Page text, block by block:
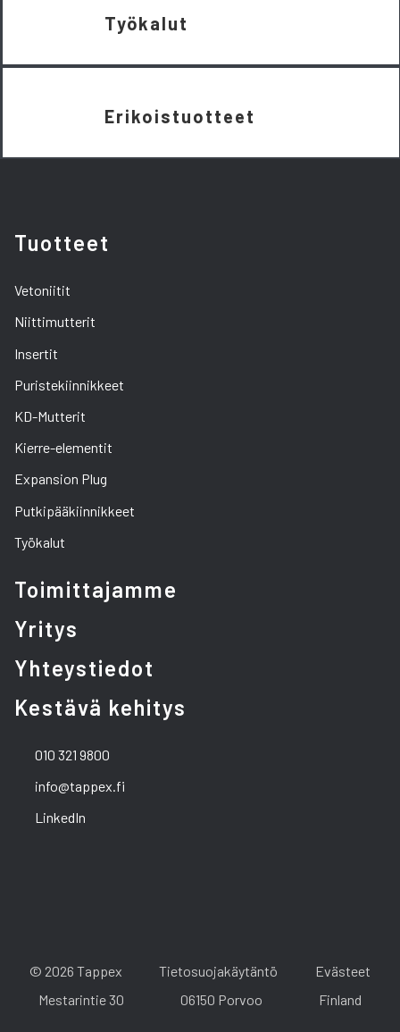
Työkalut
Erikoistuotteet
Tuotteet
Vetoniitit
Niittimutterit
Insertit
Puristekiinnikkeet
KD-Mutterit
Kierre-elementit
Expansion Plug
Putkipääkiinnikkeet
Työkalut
Toimittajamme
Yritys
Yhteystiedot
Kestävä kehitys
010 321 9800
info@tappex.fi
LinkedIn
© 2026 Tappex Tietosuojakäytäntö
Evästeet
Mestarintie 30
06150 Porvoo Finland